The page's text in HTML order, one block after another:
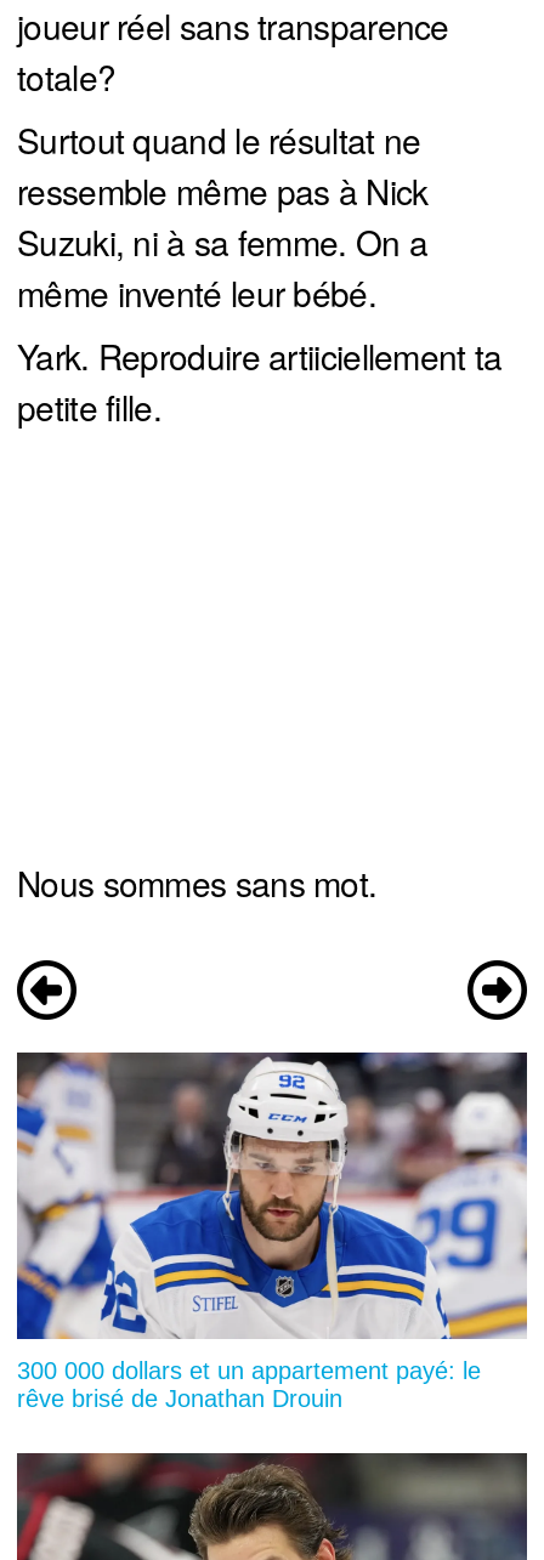
joueur réel sans transparence
totale?
Surtout quand le résultat ne
ressemble même pas à Nick
Suzuki, ni à sa femme. On a
même inventé leur bébé.
Yark. Reproduire artiiciellement ta
petite fille.
Nous sommes sans mot.
300 000 dollars et un appartement payé: le
rêve brisé de Jonathan Drouin